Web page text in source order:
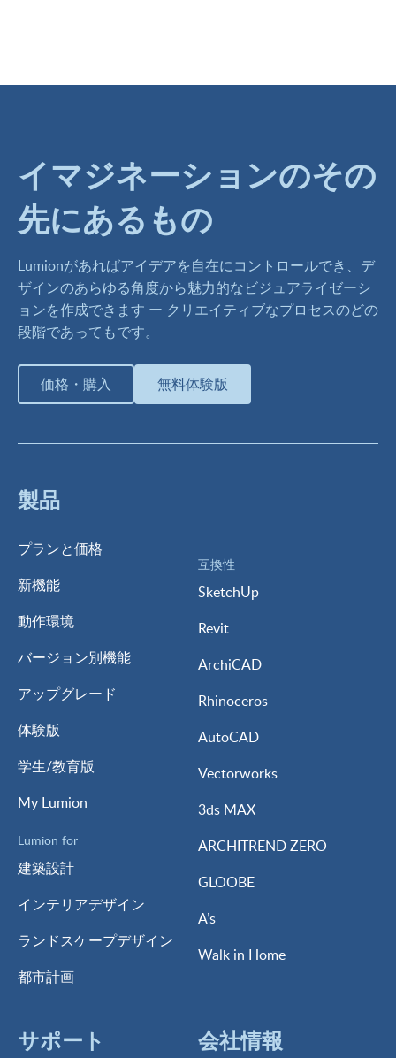
イマジネーションのその
先にあるもの
Lumionがあればアイデアを自在にコントロールでき、デ
ザインのあらゆる角度から魅力的なビジュアライゼーシ
ョンを作成できます ー クリエイティブなプロセスのどの
段階であってもです。
価格・購入 無料体験版
製品
プランと価格
新機能
動作環境
バージョン別機能
アップグレード
体験版
学生/教育版
My Lumion
Lumion for
建築設計
インテリアデザイン
ランドスケープデザイン
都市計画
互換性
SketchUp
Revit
ArchiCAD
Rhinoceros
AutoCAD
Vectorworks
3ds MAX
ARCHITREND ZERO
GLOOBE
A’s
Walk in Home
サポート 会社情報